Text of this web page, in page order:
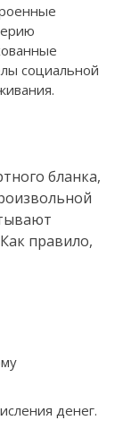
социальной
бланка,
правило,
денег.